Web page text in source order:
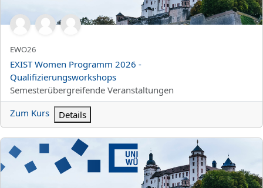
Kurzer Kursname
EWO26
Kursname
EXIST Women Programm 2026 -
Qualifizierungsworkshops
Kursbereich
Semesterübergreifende Veranstaltungen
Zum Kurs
Details
Kompetenzzentrum für digitales Lehren und Lernen Kopie 1